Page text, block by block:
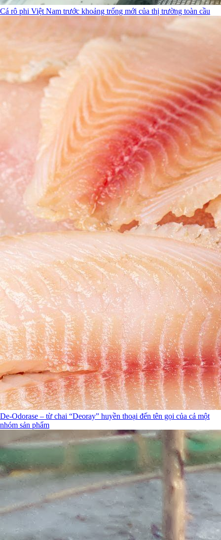
Cá rô phi Việt Nam trước khoảng trống mới của thị trường toàn cầu
De-Odorase – từ chai “Deoray” huyền thoại đến tên gọi của cả một
nhóm sản phẩm